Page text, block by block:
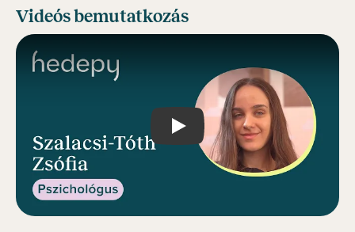
Videós bemutatkozás
Play